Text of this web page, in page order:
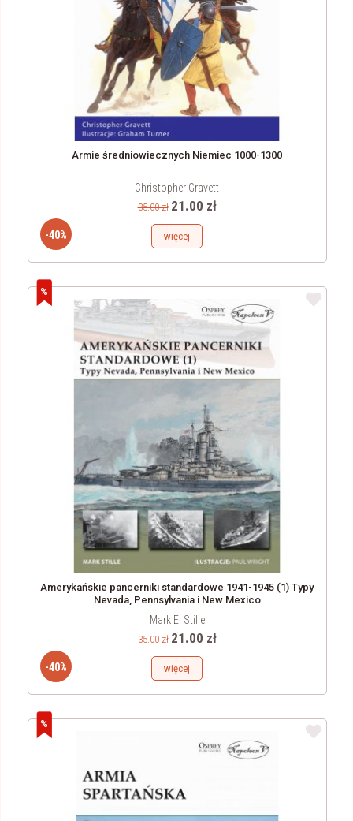
-40%
Armie średniowiecznych Niemiec 1000-1300
Christopher Gravett
35.00 zł 21.00 zł
więcej
-40%
Amerykańskie pancerniki standardowe 1941-1945 (1) Typy
Nevada, Pennsylvania i New Mexico
Mark E. Stille
35.00 zł 21.00 zł
więcej